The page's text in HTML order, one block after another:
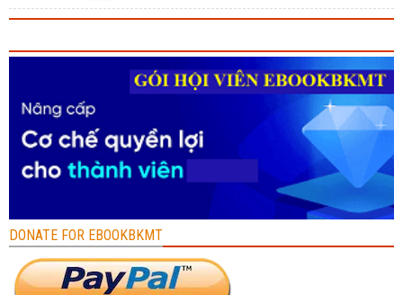
DONATE FOR EBOOKBKMT